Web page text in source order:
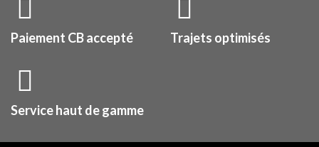
Paiement CB accepté Trajets optimisés
Service haut de gamme